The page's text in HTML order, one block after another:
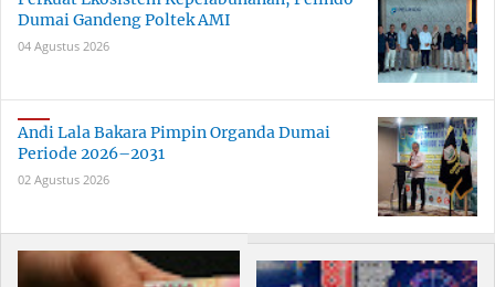
Dumai Gandeng Poltek AMI
04 Agustus 2026
Andi Lala Bakara Pimpin Organda Dumai
Periode 2026–2031
02 Agustus 2026